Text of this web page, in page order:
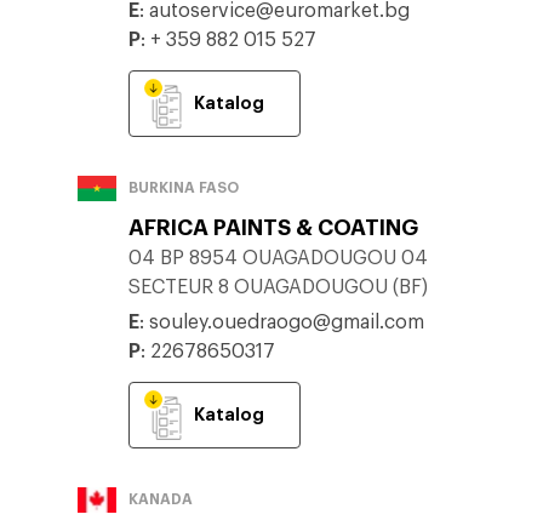
E: autoservice@euromarket.bg
P: + 359 882 015 527
Katalog
BURKINA FASO
AFRICA PAINTS & COATING
04 BP 8954 OUAGADOUGOU 04
SECTEUR 8 OUAGADOUGOU (BF)
E: souley.ouedraogo@gmail.com
P: 22678650317
Katalog
KANADA